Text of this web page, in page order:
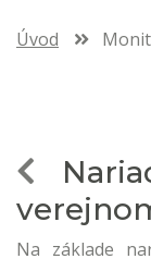
Úvod
Na základe